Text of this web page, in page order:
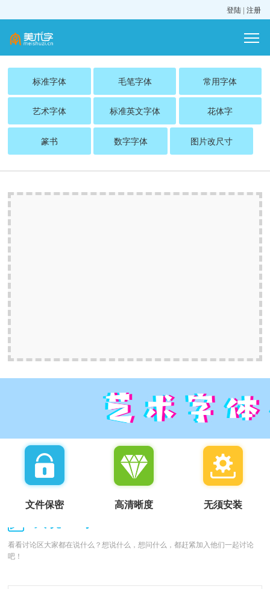
登陆 | 注册
标准字体 毛笔字体 常用字体
艺术字体 标准英文字体 花体字
篆书 数字字体 图片改尺寸
文件保密 高清晰度 无须安装
看看讨论区大家都在说什么？想说什么，想问什么，都赶紧加入他们一起讨论
吧！